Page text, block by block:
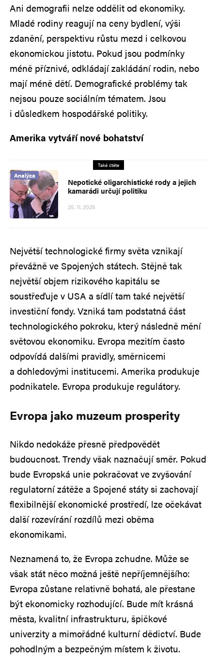
Ani demografii nelze oddělit od ekonomiky.
Mladé rodiny reagují na ceny bydlení, výši
zdanění, perspektivu růstu mezd i celkovou
ekonomickou jistotu. Pokud jsou podmínky
méně příznivé, odkládají zakládání rodin, nebo
mají méně dětí. Demografické problémy tak
nejsou pouze sociálním tématem. Jsou
i důsledkem hospodářské politiky.
Amerika vytváří nové bohatství
Také čtěte
Analýza
Nepotické oligarchistické rody a jejich
kamarádi určují politiku
25. 11. 2025
Největší technologické firmy světa vznikají
převážně ve Spojených státech. Stějně tak
největší objem rizikového kapitálu se
soustřeďuje v USA a sídlí tam také největší
investiční fondy. Vzniká tam podstatná část
technologického pokroku, který následně mění
světovou ekonomiku. Evropa mezitím často
odpovídá dalšími pravidly, směrnicemi
a dohledovými institucemi. Amerika produkuje
podnikatele. Evropa produkuje regulátory.
Evropa jako muzeum prosperity
Nikdo nedokáže přesně předpovědět
budoucnost. Trendy však naznačují směr. Pokud
bude Evropská unie pokračovat ve zvyšování
regulatorní zátěže a Spojené státy si zachovají
flexibilnější ekonomické prostředí, lze očekávat
další rozevírání rozdílů mezi oběma
ekonomikami.
Neznamená to, že Evropa zchudne. Může se
však stát něco možná ještě nepříjemnějšího:
Evropa zůstane relativně bohatá, ale přestane
být ekonomicky rozhodující. Bude mít krásná
města, kvalitní infrastrukturu, špičkové
univerzity a mimořádné kulturní dědictví. Bude
pohodlným a bezpečným místem k životu.